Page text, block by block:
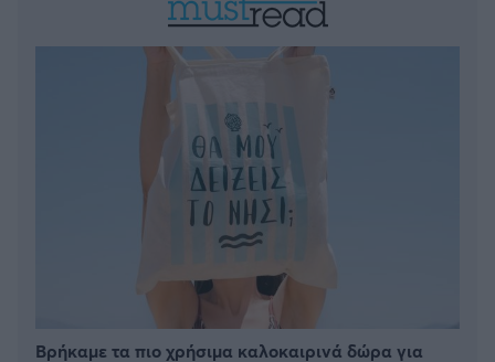
Βρήκαμε τα πιο χρήσιμα καλοκαιρινά δώρα για